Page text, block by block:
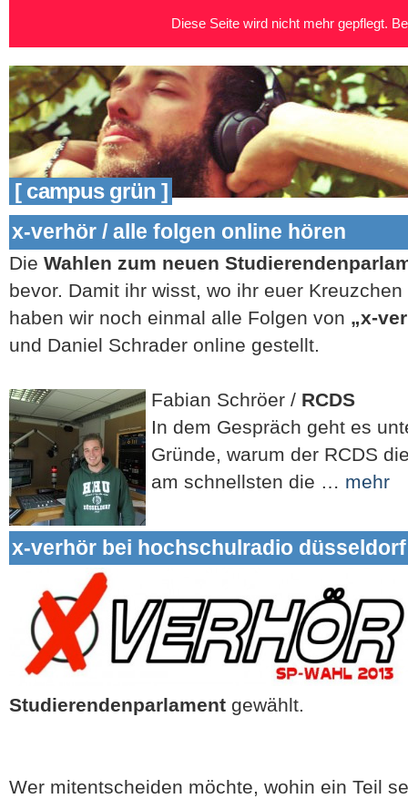
[ campus grün ]
x-verhör / alle folgen online hören
Die Wahlen zum neuen
bevor. Damit ihr wisst, wo ihr euer
haben wir noch einmal alle Folgen von „x-
und Daniel Schrader online gestellt.
Fabian Schröer / RCDS
In dem Gespräch geht es
Gründe, warum der RCDS
am schnellsten die … mehr
x-verhör bei hochschulradio düsseldorf
Studierendenparlament gewählt.
Wer mitentscheiden möchte, wohin ein Teil
Diese Seite wird nicht mehr gepflegt.